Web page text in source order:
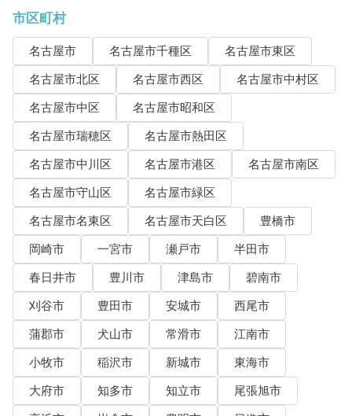
市区町村
名古屋市 名古屋市千種区
名古屋市東区
名古屋市北区
名古屋市西区
名古屋市中村区
名古屋市中区
名古屋市昭和区
名古屋市瑞穂区
名古屋市熱田区
名古屋市中川区
名古屋市港区
名古屋市南区
名古屋市守山区
名古屋市緑区
名古屋市名東区
名古屋市天白区
豊橋市
岡崎市
一宮市 瀬戸市
半田市
春日井市
豊川市 津島市
碧南市
刈谷市
豊田市 安城市
西尾市
蒲郡市
犬山市 常滑市
江南市
小牧市
稲沢市 新城市
東海市
大府市
知多市 知立市
尾張旭市